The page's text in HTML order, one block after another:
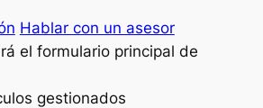
Hablar con un asesor
el formulario principal de
gestionados